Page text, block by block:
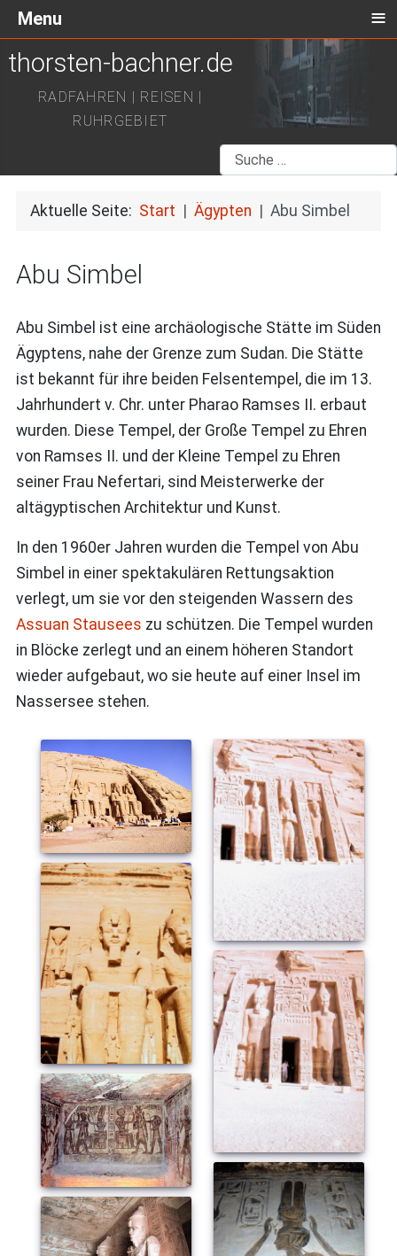
thorsten-bachner.de
RADFAHREN | REISEN |
RUHRGEBIET
Suchen
Aktuelle Seite: Start Ägypten Abu Simbel
Abu Simbel
Abu Simbel ist eine archäologische Stätte im Süden
Ägyptens, nahe der Grenze zum Sudan. Die Stätte
ist bekannt für ihre beiden Felsentempel, die im 13.
Jahrhundert v. Chr. unter Pharao Ramses II. erbaut
wurden. Diese Tempel, der Große Tempel zu Ehren
von Ramses II. und der Kleine Tempel zu Ehren
seiner Frau Nefertari, sind Meisterwerke der
altägyptischen Architektur und Kunst.
In den 1960er Jahren wurden die Tempel von Abu
Simbel in einer spektakulären Rettungsaktion
verlegt, um sie vor den steigenden Wassern des
Assuan Stausees zu schützen. Die Tempel wurden
in Blöcke zerlegt und an einem höheren Standort
wieder aufgebaut, wo sie heute auf einer Insel im
Nassersee stehen.
Menu ≡